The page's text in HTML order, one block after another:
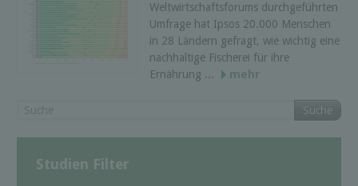
Weltwirtschaftsforums durchgeführten
Umfrage hat Ipsos 20.000 Menschen
in 28 Ländern gefragt, wie wichtig eine
nachhaltige Fischerei für ihre
Ernährung ...
mehr
Suche
Studien Filter